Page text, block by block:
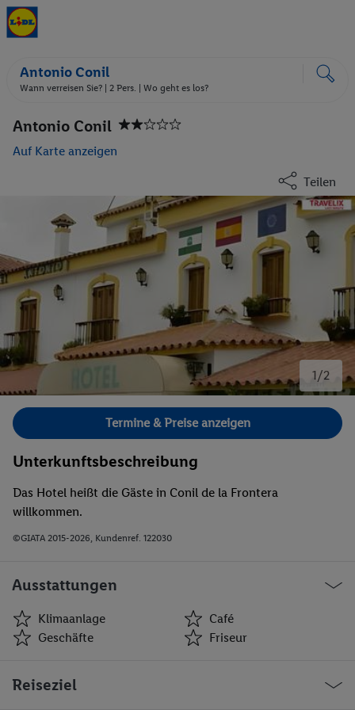
Antonio Conil
Wann verreisen Sie? | 2 Pers. | Wo geht es los?
Antonio Conil
Auf Karte anzeigen
Teilen
1/2
Bild 1 von 2.
Termine & Preise anzeigen
Unterkunftsbeschreibung
Das Hotel heißt die Gäste in Conil de la Frontera
willkommen.
©GIATA 2015-2026, Kundenref. 122030
Ausstattungen
Klimaanlage
Café
Geschäfte
Friseur
Geschäfte
Reiseziel